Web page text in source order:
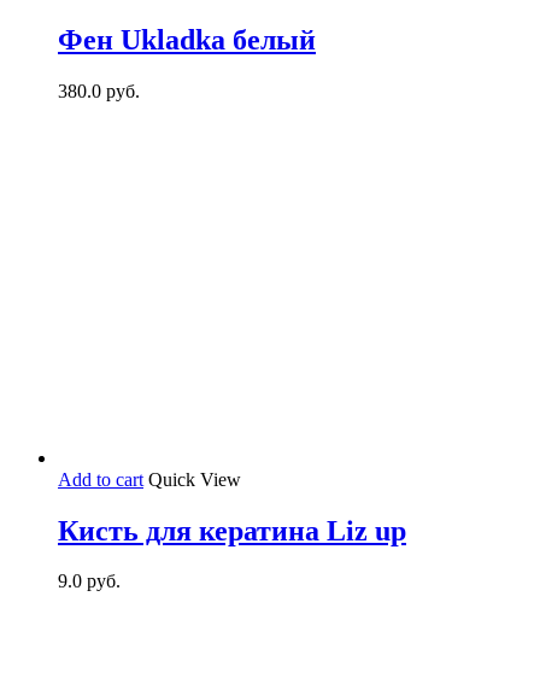
Фен Ukladka белый
380.0 руб.
Add to cart Quick View
Кисть для кератина Liz up
9.0 руб.